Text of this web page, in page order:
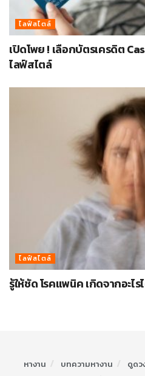
ไลฟ์สไตล์
เปิดโพย ! เลือกบัตรเครดิต
ไลฟ์สไตล์
ไลฟ์สไตล์
รู้ให้ชัด โรคแพนิค เกิดจากอะไ
หางาน บทความหางาน ดูดว